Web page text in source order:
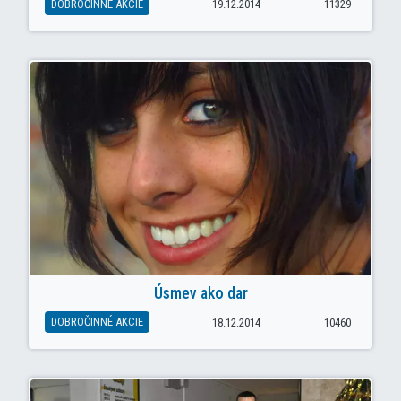
DOBROČINNÉ AKCIE 19.12.2014 11329
Úsmev ako dar
DOBROČINNÉ AKCIE 18.12.2014 10460